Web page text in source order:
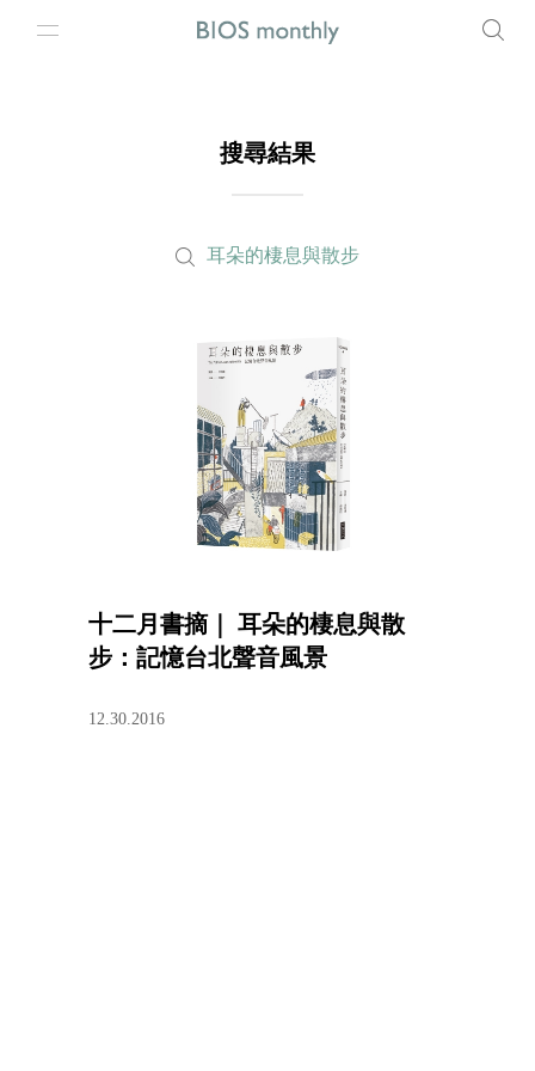
搜尋結果
耳朵的棲息與散步
十二月書摘｜ 耳朵的棲息與散
步：記憶台北聲音風景
12.30.2016